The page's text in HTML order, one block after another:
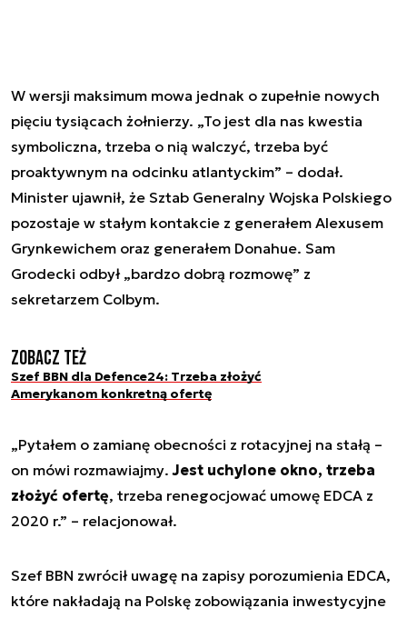
W wersji maksimum mowa jednak o zupełnie nowych
pięciu tysiącach żołnierzy. „To jest dla nas kwestia
symboliczna, trzeba o nią walczyć, trzeba być
proaktywnym na odcinku atlantyckim” – dodał.
Minister ujawnił, że Sztab Generalny Wojska Polskiego
pozostaje w stałym kontakcie z generałem Alexusem
Grynkewichem oraz generałem Donahue. Sam
Grodecki odbył „bardzo dobrą rozmowę” z
sekretarzem Colbym.
Zobacz też
Szef BBN dla Defence24: Trzeba złożyć
Amerykanom konkretną ofertę
„Pytałem o zamianę obecności z rotacyjnej na stałą –
on mówi rozmawiajmy.Jest uchylone okno, trzeba
złożyć ofertę, trzeba renegocjować umowę EDCA z
2020 r.” – relacjonował.
Szef BBN zwrócił uwagę na zapisy porozumienia EDCA,
które nakładają na Polskę zobowiązania inwestycyjne